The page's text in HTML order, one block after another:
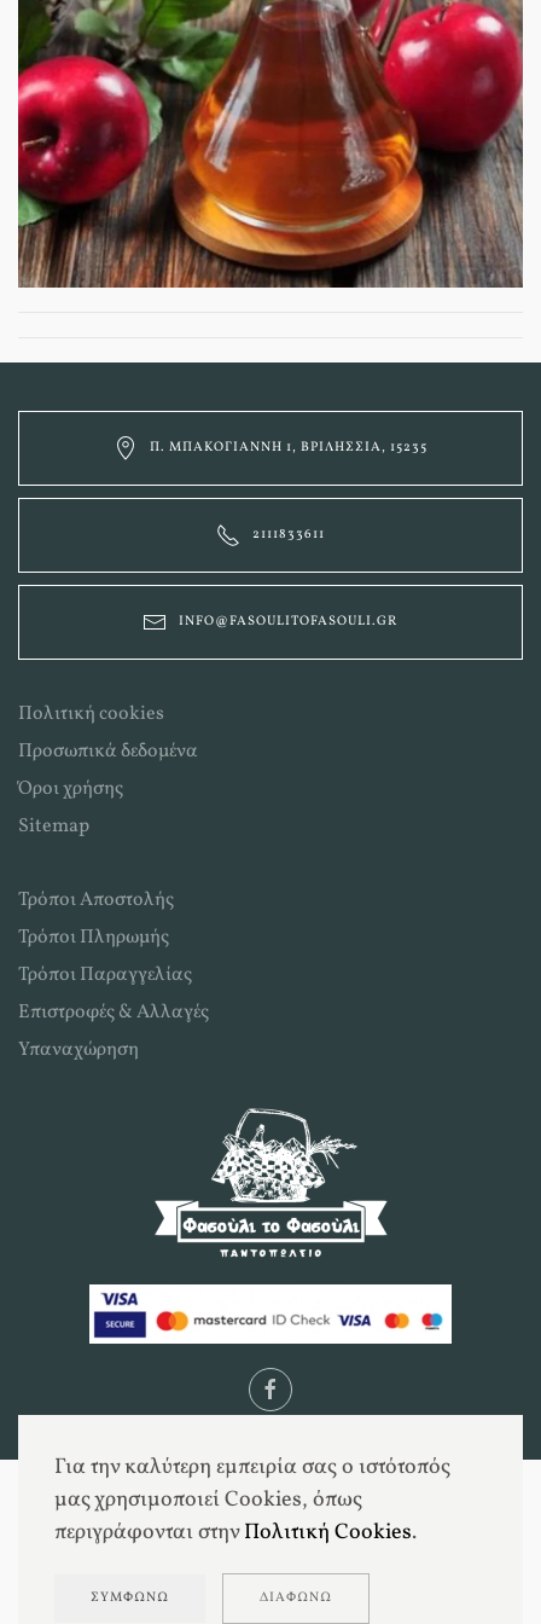
Π. ΜΠΑΚΟΓΙΆΝΝΗ 1, ΒΡΙΛΉΣΣΙΑ, 15235
2111833611
INFO@FASOULITOFASOULI.GR
Πολιτική cookies
Προσωπικά δεδομένα
Όροι χρήσης
Sitemap
Τρόποι Αποστολής
Τρόποι Πληρωμής
Τρόποι Παραγγελίας
Επιστροφές & Αλλαγές
Υπαναχώρηση
Για την καλύτερη εμπειρία σας ο ιστότοπός
μας χρησιμοποιεί Cookies, όπως
περιγράφονται στηνΠολιτική Cookies.
ΣΥΜΦΩΝΏ ΔΙΑΦΩΝΏ